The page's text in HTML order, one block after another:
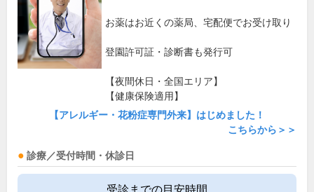
お薬はお近くの薬局、宅配便でお受け取り
登園許可証・診断書も発行可
【夜間休日・全国エリア】
【健康保険適用】
【アレルギー・花粉症専門外来】はじめました！
こちらから＞＞
診療／受付時間・休診日